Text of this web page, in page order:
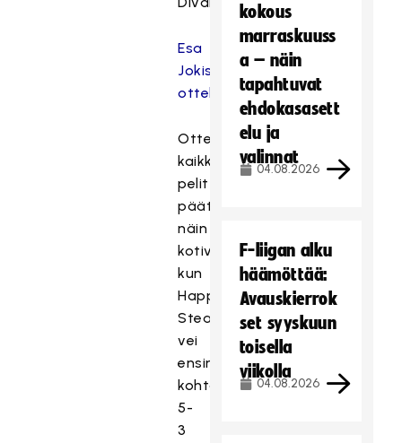
Esa
Jokisen
ottelukuviin
Ottelusarjan
kaikki
pelit
päättyivät
näin
kotivoittoihin,
kun
Happee
Steamers
vei
ensimmäisen
kohtaamisen
5-
3
kokous
marraskuuss
a – näin
tapahtuvat
ehdokasasett
elu ja
valinnat
04.08.2026
F-liigan alku
häämöttää:
Avauskierrok
set syyskuun
toisella
viikolla
04.08.2026